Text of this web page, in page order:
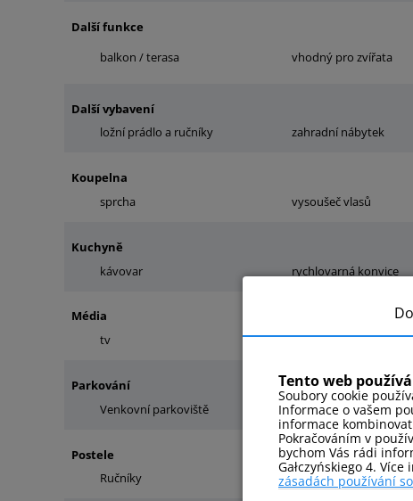
Další funkce
balkon / terasa
vhodný pro zvířata
Další vybavení
ložní prádlo a ručníky
zahradní nábytek
Koupelna
sprcha
vysoušeč vlasů
Kuchyně
kávovar
rychlovarná konvice
Média
tv
internet
Parkování
Venkovní parkoviště
Postele
Ručníky
manželská postel
Tento web
Soubory cookie
Informace o vašem
informace
Pokračováním v
bychom Vás rádi
Gałczyńskiego 4.
zásadách používání